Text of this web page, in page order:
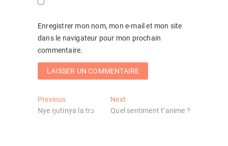
Enregistrer mon nom, mon e-mail et mon site
dans le navigateur pour mon prochain
commentaire.
Navigation
de
PreviousPrevious
post:
Nye ŋutinya la trɔ
Next
post:
Quel sentiment t’anime ?